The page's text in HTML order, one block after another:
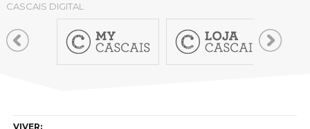
CASCAIS DIGITAL
VIVER: